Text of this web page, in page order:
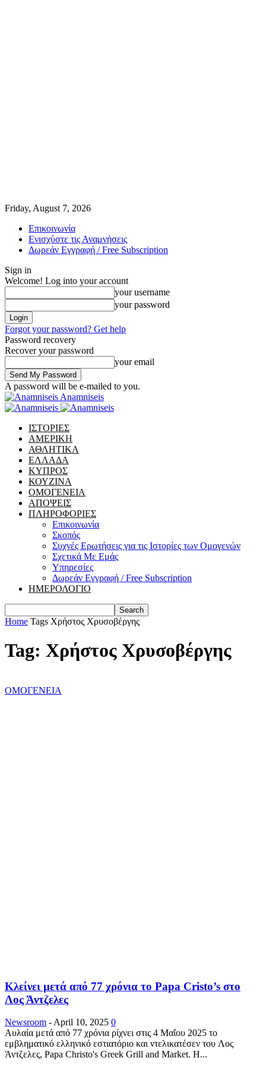
Friday, August 7, 2026
Επικοινωνία
Ενισχύστε τις Αναμνήσεις
Δωρεάν Εγγραφή / Free Subscription
Sign in
Welcome! Log into your account
your username
your password
Forgot your password? Get help
Password recovery
Recover your password
your email
A password will be e-mailed to you.
Anamniseis
ΙΣΤΟΡΙΕΣ
ΑΜΕΡΙΚΗ
ΑΘΛΗΤΙΚΑ
ΕΛΛΑΔΑ
ΚΥΠΡΟΣ
ΚΟΥΖΙΝΑ
ΟΜΟΓΕΝΕΙΑ
ΑΠΟΨΕΙΣ
ΠΛΗΡΟΦΟΡΙΕΣ
Επικοινωνία
Σκοπός
Συχνές Ερωτήσεις για τις Ιστορίες των Ομογενών
Σχετικά Με Εμάς
Υπηρεσίες
Δωρεάν Εγγραφή / Free Subscription
ΗΜΕΡΟΛΟΓΙΟ
Home Tags Χρήστος Χρυσοβέργης
Tag: Χρήστος Χρυσοβέργης
ΟΜΟΓΕΝΕΙΑ
Κλείνει μετά από 77 χρόνια το Papa Cristo’s στο
Λος Άντζελες
Newsroom - April 10, 2025 0
Αυλαία μετά από 77 χρόνια ρίχνει στις 4 Μαΐου 2025 το
εμβληματικό ελληνικό εστιατόριο και ντελικατέσεν του Λος
Άντζελες, Papa Christo's Greek Grill and Market. Η...